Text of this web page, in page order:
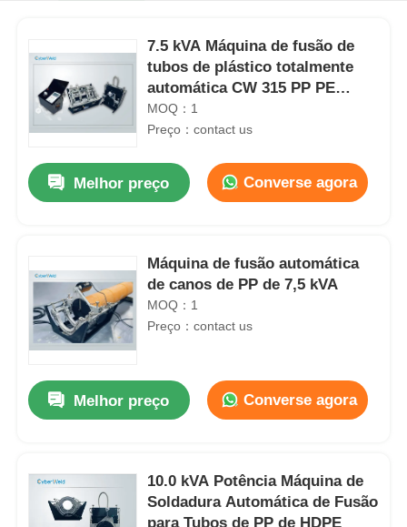
7.5 kVA Máquina de fusão de
tubos de plástico totalmente
automática CW 315 PP PE
HDPE
MOQ：1
Preço：contact us
Melhor preço Converse agora
Máquina de fusão automática
de canos de PP de 7,5 kVA
MOQ：1
Preço：contact us
Melhor preço Converse agora
10.0 kVA Potência Máquina de
Soldadura Automática de Fusão
para Tubos de PP de HDPE